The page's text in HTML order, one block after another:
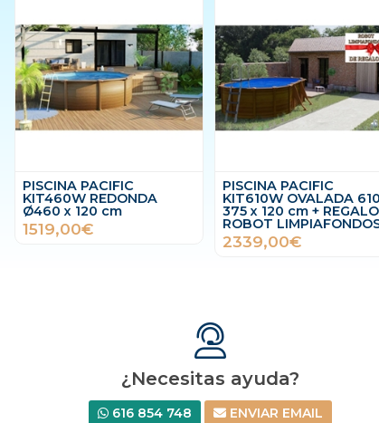
PISCINA PACIFIC
KIT460W REDONDA
Ø460 x 120 cm
1519,00€
PISCINA PACIFIC
KIT610W OVALADA
375 x 120 cm + REGALO
ROBOT
2339,00€
¿Necesitas ayuda?
616 854 748 ENVIAR EMAIL